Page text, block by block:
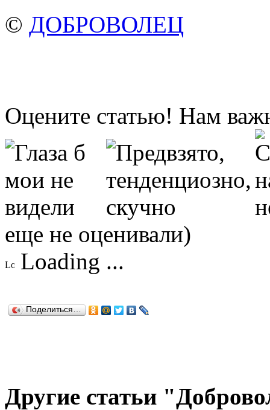
© ДОБРОВОЛЕЦ
Оцените статью! Нам
еще не оценивали)
Loading ...
Поделиться…
Другие статьи